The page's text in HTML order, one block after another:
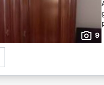
9